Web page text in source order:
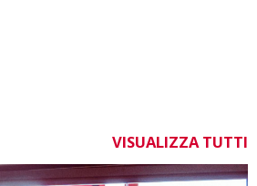
VISUALIZZA TUTTI